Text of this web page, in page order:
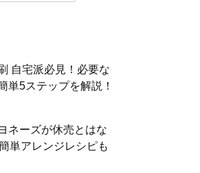
自宅派必見！必要な
単5ステップを解説！
ネーズが休売とはな
単アレンジレシピも